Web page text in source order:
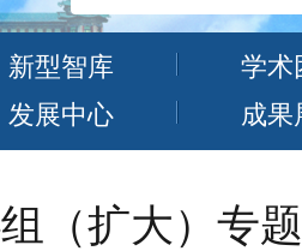
新型智库
学术
发展中心 成果
（扩大）专